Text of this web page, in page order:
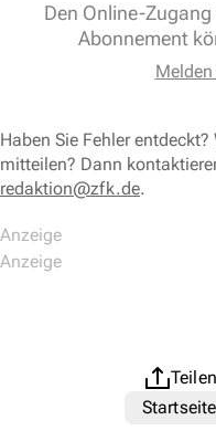
Den Online-
Abonnement
Haben Sie Fehler
mitteilen? Dann
redaktion@zfk.de.
Teilen
Startseite